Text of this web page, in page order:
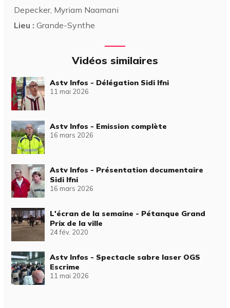
Depecker, Myriam Naamani
Lieu : Grande-Synthe
Vidéos similaires
Astv Infos - Délégation Sidi Ifni
11 mai 2026
Astv Infos - Emission complète
16 mars 2026
Astv Infos - Présentation documentaire
Sidi Ifni
16 mars 2026
L'écran de la semaine - Pétanque Grand
Prix de la ville
24 fév. 2020
Astv Infos - Spectacle sabre laser OGS
Escrime
11 mai 2026